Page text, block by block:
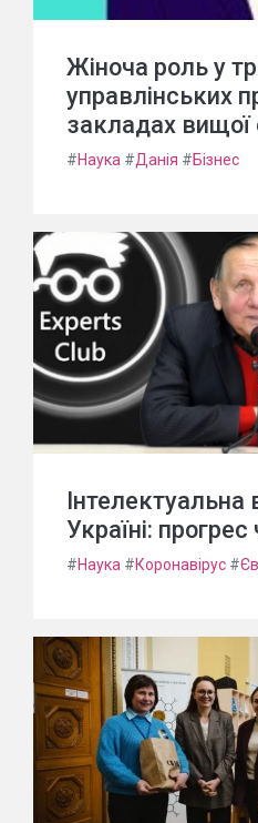
Жіноча роль у
управлінських
закладах вищої
#Наука #Данія #Бізнес
Інтелектуальна
Україні:
#Наука #Коронавірус #